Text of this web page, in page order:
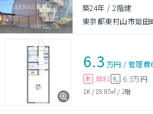
築24年 /2階建
東京都東村山市廻田
6.3 万円 /管理費
敷 無料 礼 6.3万円
1K / 19.87㎡ / 2階